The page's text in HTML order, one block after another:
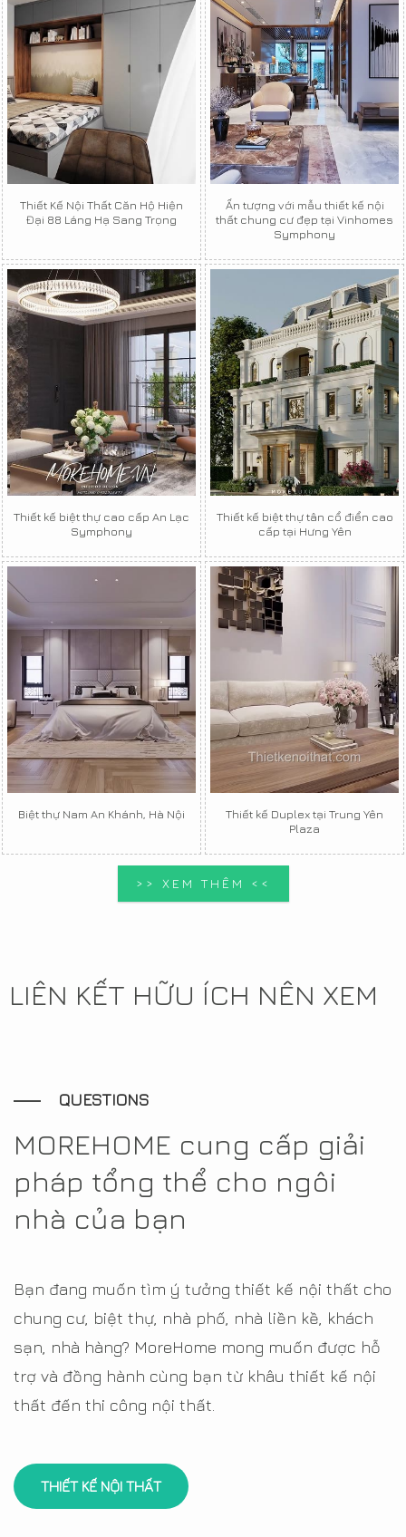
Thiết Kế Nội Thất Căn Hộ Hiện
Đại 88 Láng Hạ Sang Trọng
Ấn tượng với mẫu thiết kế nội
thất chung cư đẹp tại Vinhomes
Symphony
Thiết kế biệt thự cao cấp An Lạc
Symphony
Thiết kế biệt thự tân cổ điển cao
cấp tại Hưng Yên
Biệt thự Nam An Khánh, Hà Nội
Thiết kế Duplex tại Trung Yên
Plaza
>> XEM THÊM <<
LIÊN KẾT HỮU ÍCH NÊN XEM
QUESTIONS
MOREHOME cung cấp giải
pháp tổng thể cho ngôi
nhà của bạn
Bạn đang muốn tìm ý tưởng thiết kế nội thất cho
chung cư, biệt thự, nhà phố, nhà liền kề, khách
sạn, nhà hàng? MoreHome mong muốn được hỗ
trợ và đồng hành cùng bạn từ khâu thiết kế nội
thất đến thi công nội thất.
THIẾT KẾ NỘI THẤT